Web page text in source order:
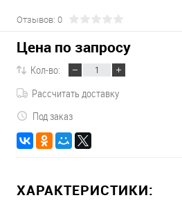
Отзывов: 0
Цена по запросу
Кол-во:
Рассчитать доставку
Под заказ
ХАРАКТЕРИСТИКИ: